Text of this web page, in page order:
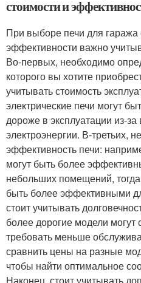
стоимости и
При выборе печи для гаража
эффективности важно
Во-первых, необходимо
которого вы хотите
учитывать стоимость
электрические печи могут
дороже в эксплуатации из-
электроэнергии. В-третьих,
эффективность печи:
могут быть более
небольших помещений, тогда
быть более эффективными
стоит учитывать
более дорогие модели могут
требовать меньше
сравнить цены на разные
чтобы найти оптимальное